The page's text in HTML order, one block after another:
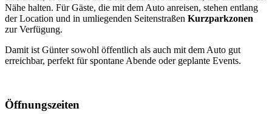
Nähe halten. Für Gäste, die mit dem Auto anreisen, stehen entlang
der Location und in umliegenden Seitenstraßen Kurzparkzonen
zur Verfügung.
Damit ist Günter sowohl öffentlich als auch mit dem Auto gut
erreichbar, perfekt für spontane Abende oder geplante Events.
Öffnungszeiten